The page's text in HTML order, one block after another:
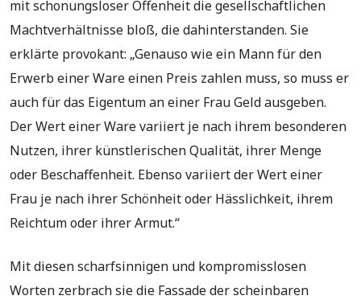
mit schonungsloser Offenheit die gesellschaftlichen
Machtverhältnisse bloß, die dahinterstanden. Sie
erklärte provokant: „Genauso wie ein Mann für den
Erwerb einer Ware einen Preis zahlen muss, so muss er
auch für das Eigentum an einer Frau Geld ausgeben.
Der Wert einer Ware variiert je nach ihrem besonderen
Nutzen, ihrer künstlerischen Qualität, ihrer Menge
oder Beschaffenheit. Ebenso variiert der Wert einer
Frau je nach ihrer Schönheit oder Hässlichkeit, ihrem
Reichtum oder ihrer Armut.“
Mit diesen scharfsinnigen und kompromisslosen
Worten zerbrach sie die Fassade der scheinbaren